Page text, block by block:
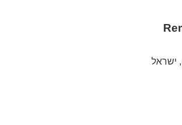
ישראל